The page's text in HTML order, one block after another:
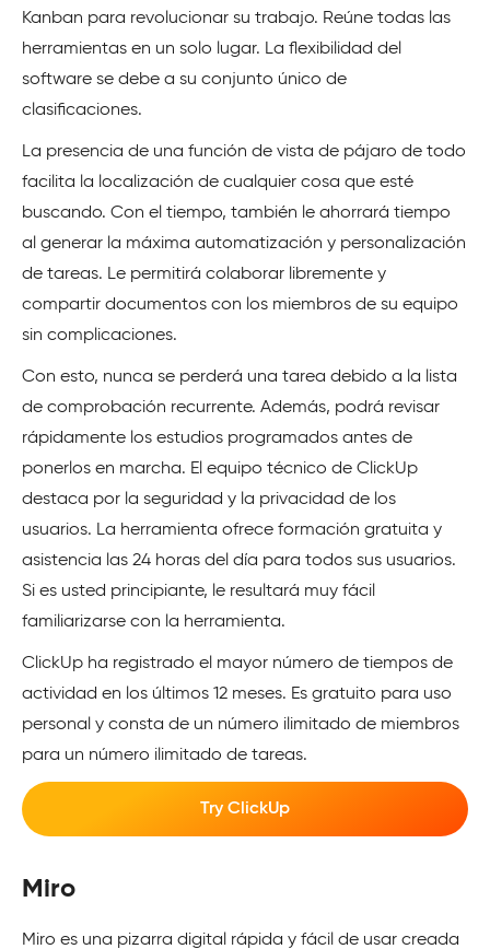
Kanban para revolucionar su trabajo. Reúne todas las
herramientas en un solo lugar. La flexibilidad del
software se debe a su conjunto único de
clasificaciones.
La presencia de una función de vista de pájaro de todo
facilita la localización de cualquier cosa que esté
buscando. Con el tiempo, también le ahorrará tiempo
al generar la máxima automatización y personalización
de tareas. Le permitirá colaborar libremente y
compartir documentos con los miembros de su equipo
sin complicaciones.
Con esto, nunca se perderá una tarea debido a la lista
de comprobación recurrente. Además, podrá revisar
rápidamente los estudios programados antes de
ponerlos en marcha. El equipo técnico de ClickUp
destaca por la seguridad y la privacidad de los
usuarios. La herramienta ofrece formación gratuita y
asistencia las 24 horas del día para todos sus usuarios.
Si es usted principiante, le resultará muy fácil
familiarizarse con la herramienta.
ClickUp ha registrado el mayor número de tiempos de
actividad en los últimos 12 meses. Es gratuito para uso
personal y consta de un número ilimitado de miembros
para un número ilimitado de tareas.
Try ClickUp
Miro
Miro es una pizarra digital rápida y fácil de usar creada